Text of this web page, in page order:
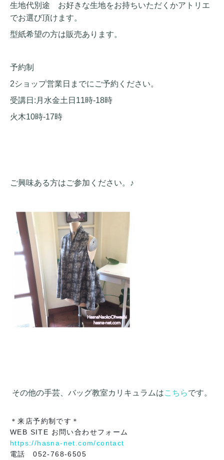
生地代別途 お好きな生地をお持ちいただくかアトリエ
でお選び頂けます。
型紙希望の方は販売あります。
予約制
2ショップ営業日までにご予約ください。
受講日:月水金土日11時-18時
火木10時-17時
ご興味ある方はご参加ください。♪
その他の手芸、バッグ教室カリキュラムはこちらです。
＊来店予約制です＊
WEB SITE お問い合わせフォーム
https://hasna-net.com/contact
電話 052-768-6505